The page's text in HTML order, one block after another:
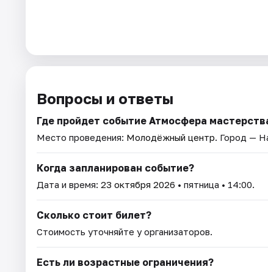
Вопросы и ответы
Где пройдет событие Атмосфера
Место проведения: Молодёжный центр. Город —
Когда запланирован событие?
Дата и время: 23 октября 2026 • пятница • 14:00.
Сколько стоит билет?
Стоимость уточняйте у организаторов.
Есть ли возрастные ограничения?